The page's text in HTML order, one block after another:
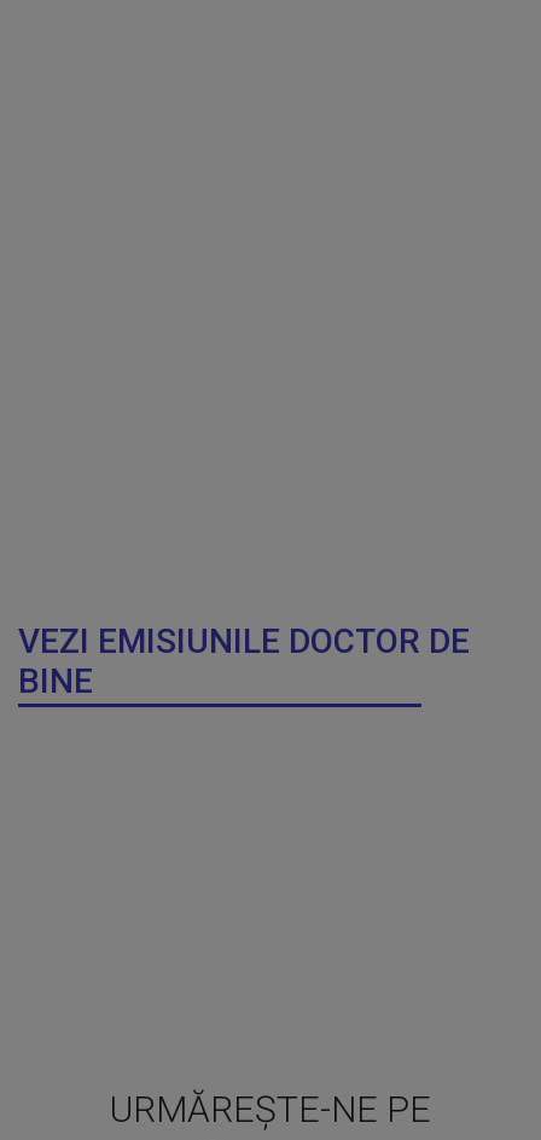
VEZI EMISIUNILE DOCTOR DE
BINE
URMĂREȘTE-NE PE